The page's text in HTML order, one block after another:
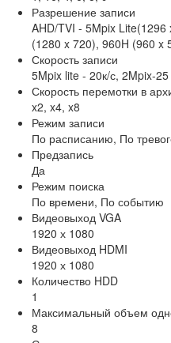
Разрешение записи
AHD/TVI - 5Mpix
(1280 x 720), 960H (960 x
Скорость записи
5Mpix lite - 20к/с, 2Mpix-
Скорость перемотки в
x2, x4, x8
Режим записи
По расписанию, По
Предзапись
Да
Режим поиска
По времени, По событию
Видеовыход VGA
1920 х 1080
Видеовыход HDMI
1920 х 1080
Количество HDD
1
Максимальный объем
8